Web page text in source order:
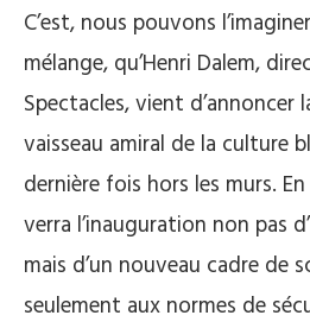
C’est, nous pouvons
mélange, qu’Henri Dalem,
Spectacles, vient d’annoncer
vaisseau amiral de la culture
dernière fois hors les murs.
verra l’inauguration non pas
mais d’un nouveau cadre de
seulement aux normes de